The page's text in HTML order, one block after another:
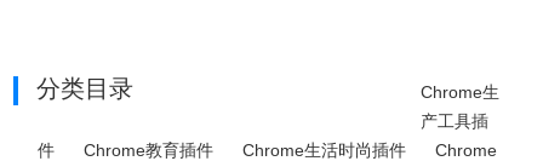
分类目录
Chrome生
产工具插
件
Chrome教育插件 Chrome生活时尚插件
Chrome